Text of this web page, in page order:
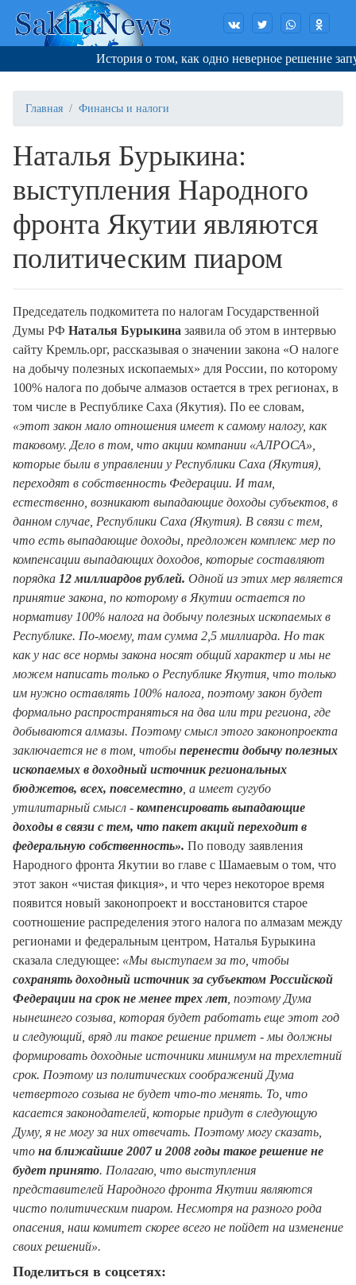
История о том, как одно неверное решение
Главная Финансы и налоги
Наталья Бурыкина:
выступления Народного
фронта Якутии являются
политическим пиаром
Председатель подкомитета по налогам Государственной
Думы РФ Наталья Бурыкина заявила об этом в интервью
cайту Кремль.орг, рассказывая о значении закона «О налоге
на добычу полезных ископаемых» для России, по которому
100% налога по добыче алмазов остается в трех регионах, в
том числе в Республике Саха (Якутия). По ее словам,
«этот закон мало отношения имеет к самому налогу, как
таковому. Дело в том, что акции компании «АЛРОСА»,
которые были в управлении у Республики Саха (Якутия),
переходят в собственность Федерации. И там,
естественно, возникают выпадающие доходы субъектов, в
данном случае, Республики Саха (Якутия). В связи с тем,
что есть выпадающие доходы, предложен комплекс мер по
компенсации выпадающих доходов, которые составляют
порядка 12 миллиардов рублей. Одной из этих мер является
принятие закона, по которому в Якутии остается по
нормативу 100% налога на добычу полезных ископаемых в
Республике. По-моему, там сумма 2,5 миллиарда. Но так
как у нас все нормы закона носят общий характер и мы не
можем написать только о Республике Якутия, что только
им нужно оставлять 100% налога, поэтому закон будет
формально распространяться на два или три региона, где
добываются алмазы. Поэтому смысл этого законопроекта
заключается не в том, чтобы перенести добычу полезных
ископаемых в доходный источник региональных
бюджетов, всех, повсеместно , а имеет сугубо
утилитарный смысл - компенсировать выпадающие
доходы в связи с тем, что пакет акций переходит в
федеральную собственность». По поводу заявления
Народного фронта Якутии во главе с Шамаевым о том, что
этот закон «чистая фикция», и что через некоторое время
появится новый законопроект и восстановится старое
соотношение распределения этого налога по алмазам между
регионами и федеральным центром, Наталья Бурыкина
сказала следующее: «Мы выступаем за то, чтобы
сохранять доходный источник за субъектом Российской
Федерации на срок не менее трех лет , поэтому Дума
нынешнего созыва, которая будет работать еще этот год
и следующий, вряд ли такое решение примет - мы должны
формировать доходные источники минимум на трехлетний
срок. Поэтому из политических соображений Дума
четвертого созыва не будет что-то менять. То, что
касается законодателей, которые придут в следующую
Думу, я не могу за них отвечать. Поэтому могу сказать,
что на ближайшие 2007 и 2008 годы такое решение не
будет принято. Полагаю, что выступления
представителей Народного фронта Якутии являются
чисто политическим пиаром. Несмотря на разного рода
опасения, наш комитет скорее всего не пойдет на изменение
своих решений».
Поделиться в соцсетях: